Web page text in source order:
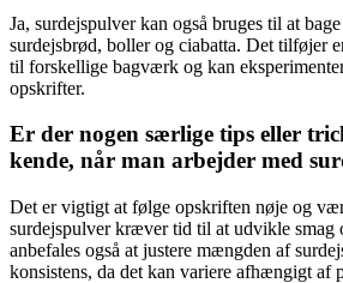
Ja, surdejspulver kan også bruges til at
surdejsbrød, boller og ciabatta. Det tilføjer
til forskellige bagværk og kan
opskrifter.
Er der nogen særlige tips eller
kende, når man arbejder med
Det er vigtigt at følge opskriften nøje og
surdejspulver kræver tid til at udvikle smag
anbefales også at justere mængden af
konsistens, da det kan variere afhængigt af